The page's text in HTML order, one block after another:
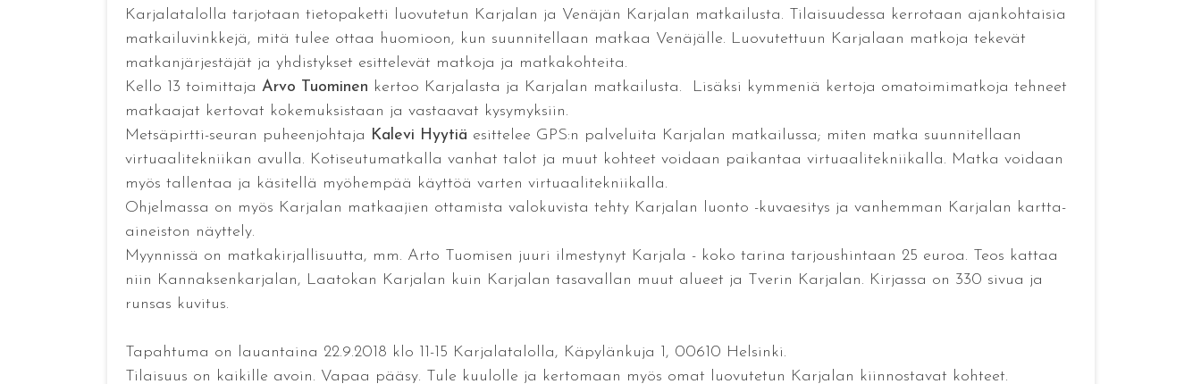
Karjalatalolla tarjotaan tietopaketti luovutetun Karjalan ja Venäjän Karjalan matkailusta. Tilaisuudessa kerrotaan ajankohtaisia
matkailuvinkkejä, mitä tulee ottaa huomioon, kun suunnitellaan matkaa Venäjälle. Luovutettuun Karjalaan matkoja tekevät
matkanjärjestäjät ja yhdistykset esittelevät matkoja ja matkakohteita.
Kello 13 toimittaja Arvo Tuominen kertoo Karjalasta ja Karjalan matkailusta. Lisäksi kymmeniä kertoja omatoimimatkoja tehneet
matkaajat kertovat kokemuksistaan ja vastaavat kysymyksiin.
Metsäpirtti-seuran puheenjohtaja Kalevi Hyytiä esittelee GPS:n palveluita Karjalan matkailussa; miten matka suunnitellaan
virtuaalitekniikan avulla. Kotiseutumatkalla vanhat talot ja muut kohteet voidaan paikantaa virtuaalitekniikalla. Matka voidaan
myös tallentaa ja käsitellä myöhempää käyttöä varten virtuaalitekniikalla.
Ohjelmassa on myös Karjalan matkaajien ottamista valokuvista tehty Karjalan luonto -kuvaesitys ja vanhemman Karjalan kartta-
aineiston näyttely.
Myynnissä on matkakirjallisuutta, mm. Arto Tuomisen juuri ilmestynyt Karjala - koko tarina tarjoushintaan 25 euroa. Teos kattaa
niin Kannaksenkarjalan, Laatokan Karjalan kuin Karjalan tasavallan muut alueet ja Tverin Karjalan. Kirjassa on 330 sivua ja
runsas kuvitus.
Tapahtuma on lauantaina 22.9.2018 klo 11-15 Karjalatalolla, Käpylänkuja 1, 00610 Helsinki.
Tilaisuus on kaikille avoin. Vapaa pääsy. Tule kuulolle ja kertomaan myös omat luovutetun Karjalan kiinnostavat kohteet.